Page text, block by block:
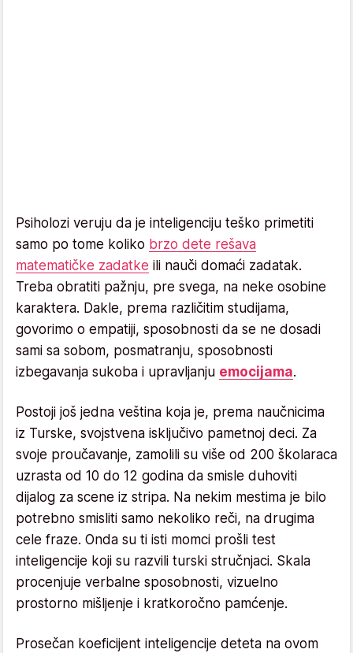
Psiholozi veruju da je inteligenciju teško primetiti
samo po tome koliko brzo dete rešava
matematičke zadatke ili nauči domaći zadatak.
Treba obratiti pažnju, pre svega, na neke osobine
karaktera. Dakle, prema različitim studijama,
govorimo o empatiji, sposobnosti da se ne dosadi
sami sa sobom, posmatranju, sposobnosti
izbegavanja sukoba i upravljanju emocijama.
Postoji još jedna veština koja je, prema naučnicima
iz Turske, svojstvena isključivo pametnoj deci. Za
svoje proučavanje, zamolili su više od 200 školaraca
uzrasta od 10 do 12 godina da smisle duhoviti
dijalog za scene iz stripa. Na nekim mestima je bilo
potrebno smisliti samo nekoliko reči, na drugima
cele fraze. Onda su ti isti momci prošli test
inteligencije koji su razvili turski stručnjaci. Skala
procenjuje verbalne sposobnosti, vizuelno
prostorno mišljenje i kratkoročno pamćenje.
Prosečan koeficijent inteligencije deteta na ovom